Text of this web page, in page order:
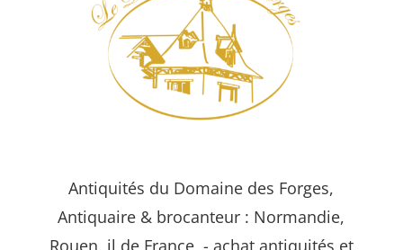
Antiquités du Domaine des Forges,
Antiquaire & brocanteur : Normandie,